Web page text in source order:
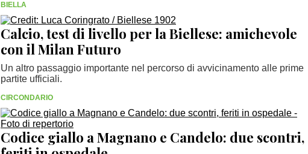
BIELLA
Calcio, test di livello per la Biellese: amichevole
con il Milan Futuro
Un altro passaggio importante nel percorso di avvicinamento alle prime
partite ufficiali.
CIRCONDARIO
Codice giallo a Magnano e Candelo: due scontri,